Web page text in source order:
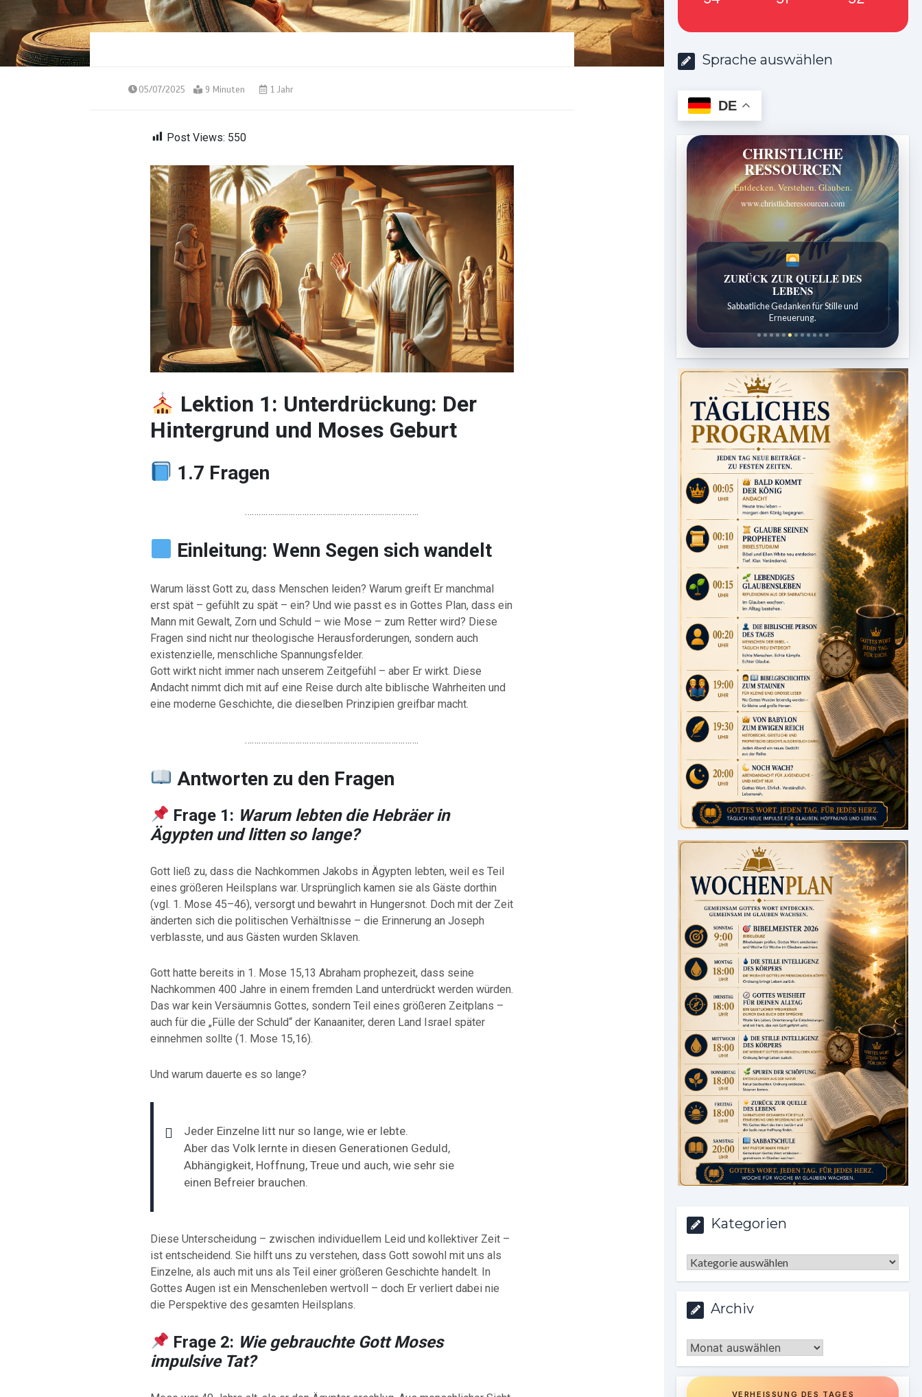
05/07/2025 9 Minuten 1 Jahr
Post Views: 550
Lektion 1: Unterdrückung: Der
Hintergrund und Moses Geburt
1.7 Fragen
………………………………………………………………….
Einleitung: Wenn Segen sich wandelt
Warum lässt Gott zu, dass Menschen leiden? Warum greift Er manchmal
erst spät – gefühlt zu spät – ein? Und wie passt es in Gottes Plan, dass ein
Mann mit Gewalt, Zorn und Schuld – wie Mose – zum Retter wird? Diese
Fragen sind nicht nur theologische Herausforderungen, sondern auch
existenzielle, menschliche Spannungsfelder.
Gott wirkt nicht immer nach unserem Zeitgefühl – aber Er wirkt. Diese
Andacht nimmt dich mit auf eine Reise durch alte biblische Wahrheiten und
eine moderne Geschichte, die dieselben Prinzipien greifbar macht.
………………………………………………………………….
Antworten zu den Fragen
Frage 1: Warum lebten die Hebräer in
Ägypten und litten so lange?
Gott ließ zu, dass die Nachkommen Jakobs in Ägypten lebten, weil es Teil
eines größeren Heilsplans war. Ursprünglich kamen sie als Gäste dorthin
(vgl. 1. Mose 45–46), versorgt und bewahrt in Hungersnot. Doch mit der Zeit
änderten sich die politischen Verhältnisse – die Erinnerung an Joseph
verblasste, und aus Gästen wurden Sklaven.
Gott hatte bereits in 1. Mose 15,13 Abraham prophezeit, dass seine
Nachkommen 400 Jahre in einem fremden Land unterdrückt werden würden.
Das war kein Versäumnis Gottes, sondern Teil eines größeren Zeitplans –
auch für die „Fülle der Schuld“ der Kanaaniter, deren Land Israel später
einnehmen sollte (1. Mose 15,16).
Und warum dauerte es so lange?
Jeder Einzelne litt nur so lange, wie er lebte.
Aber das Volk lernte in diesen Generationen Geduld,
Abhängigkeit, Hoffnung, Treue und auch, wie sehr sie
einen Befreier brauchen.
Diese Unterscheidung – zwischen individuellem Leid und kollektiver Zeit –
ist entscheidend. Sie hilft uns zu verstehen, dass Gott sowohl mit uns als
Einzelne, als auch mit uns als Teil einer größeren Geschichte handelt. In
Gottes Augen ist ein Menschenleben wertvoll – doch Er verliert dabei nie
die Perspektive des gesamten Heilsplans.
Frage 2: Wie gebrauchte Gott Moses
impulsive Tat?
Sprache auswählen
DE
CHRISTLICHE
RESSOURCEN
Entdecken. Verstehen. Glauben.
www.christlicheressourcen.com
SPUREN DER SCHÖPFUNG
Entdeckungen aus der Natur.
Kategorien
Kategorien
Archiv
Archiv
VERHEISSUNG DES TAGES